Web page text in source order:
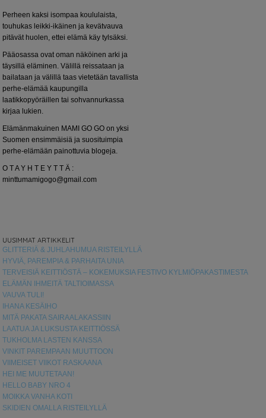
Perheen kaksi isompaa koululaista,
touhukas leikki-ikäinen ja kevätvauva
pitävät huolen, ettei elämä käy tylsäksi.
Pääosassa ovat oman näköinen arki ja
täysillä eläminen. Välillä reissataan ja
bailataan ja välillä taas vietetään tavallista
perhe-elämää kaupungilla
laatikkopyöräillen tai sohvannurkassa
kirjaa lukien.
Elämänmakuinen MAMI GO GO on yksi
Suomen ensimmäisiä ja suosituimpia
perhe-elämään painottuvia blogeja.
O T A Y H T E Y T T Ä :
minttumamigogo@gmail.com
UUSIMMAT ARTIKKELIT
GLITTERIÄ & JUHLAHUMUA RISTEILYLLÄ
HYVIÄ, PAREMPIA & PARHAITA UNIA
TERVEISIÄ KEITTIÖSTÄ – KOKEMUKSIA FESTIVO KYLMIÖPAKASTIMESTA
ELÄMÄN IHMEITÄ TALTIOIMASSA
VAUVA TULI!
IHANA KESÄIHO
MITÄ PAKATA SAIRAALAKASSIIN
LAATUA JA LUKSUSTA KEITTIÖSSÄ
TUKHOLMA LASTEN KANSSA
VINKIT PAREMPAAN MUUTTOON
VIIMEISET VIIKOT RASKAANA
HEI ME MUUTETAAN!
HELLO BABY NRO 4
MOIKKA VANHA KOTI
SKIDIEN OMALLA RISTEILYLLÄ